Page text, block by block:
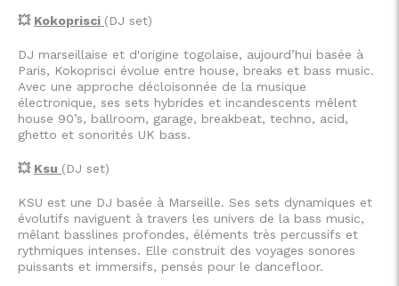
💥 Kokoprisci (DJ set)
DJ marseillaise et d'origine togolaise, aujourd’hui basée à
Paris, Kokoprisci évolue entre house, breaks et bass music.
Avec une approche décloisonnée de la musique
électronique, ses sets hybrides et incandescents mêlent
house 90’s, ballroom, garage, breakbeat, techno, acid,
ghetto et sonorités UK bass.
💥 Ksu (DJ set)
KSU est une DJ basée à Marseille. Ses sets dynamiques et
évolutifs naviguent à travers les univers de la bass music,
mêlant basslines profondes, éléments très percussifs et
rythmiques intenses. Elle construit des voyages sonores
puissants et immersifs, pensés pour le dancefloor.